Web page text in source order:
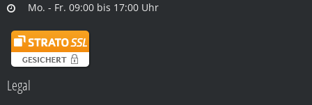
Mo. - Fr. 09:00 bis 17:00 Uhr
Legal